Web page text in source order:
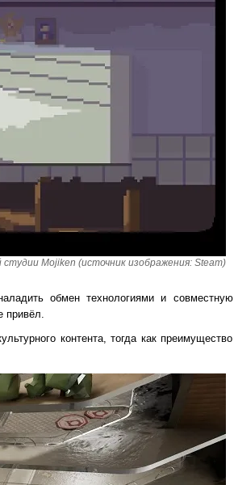
Mojiken (источник изображения: Steam)
обмен технологиями и совместную
привёл.
контента, тогда как преимущество